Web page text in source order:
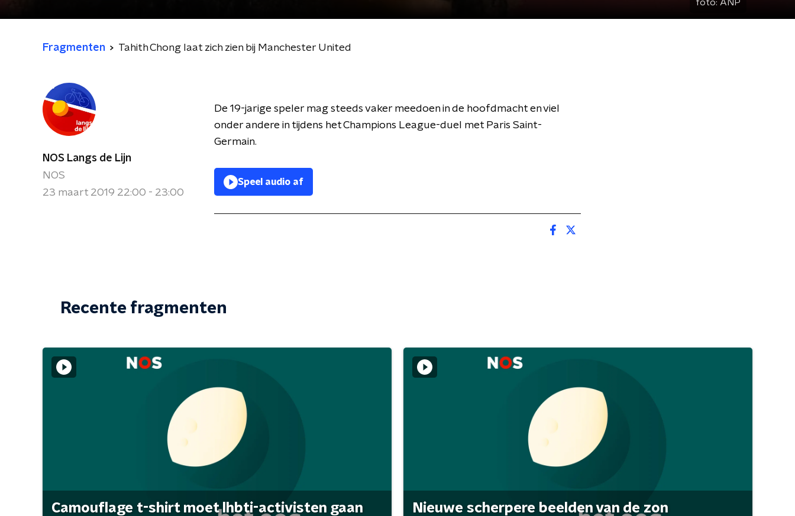
foto: ANP
Fragmenten Tahith Chong laat zich zien bij Manchester United
NOS Langs de Lijn
NOS
23 maart 2019 22:00 - 23:00
De 19-jarige speler mag steeds vaker meedoen in de hoofdmacht en viel
onder andere in tijdens het Champions League-duel met Paris Saint-
Germain.
Speel audio af
Recente fragmenten
Camouflage t-shirt moet lhbti-activisten gaan
Nieuwe scherpere beelden van de zon